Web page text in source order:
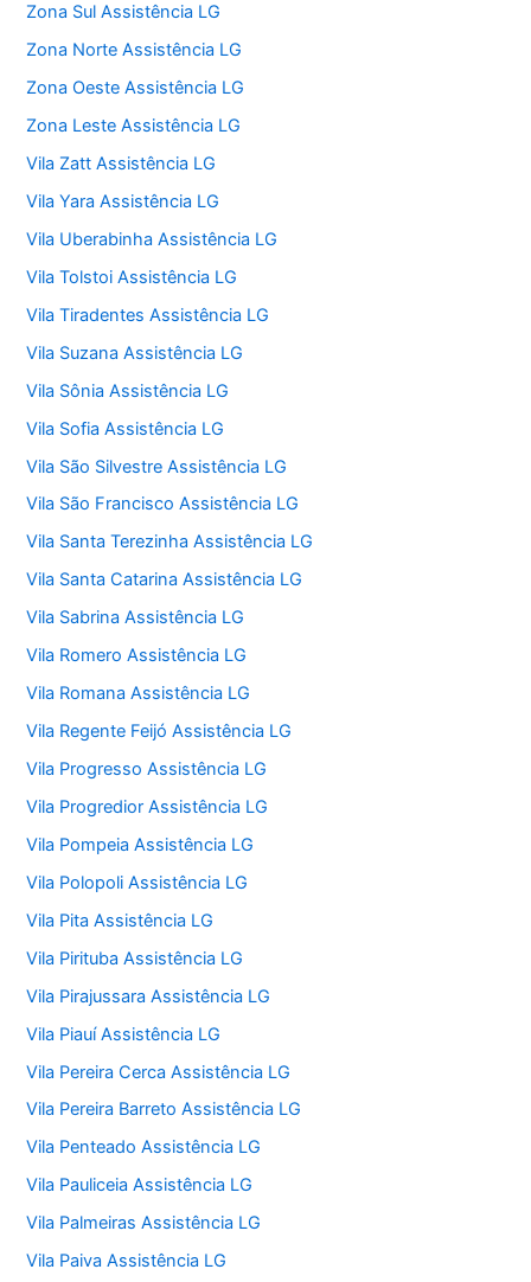
Zona Sul Assistência LG
Zona Norte Assistência LG
Zona Oeste Assistência LG
Zona Leste Assistência LG
Vila Zatt Assistência LG
Vila Yara Assistência LG
Vila Uberabinha Assistência LG
Vila Tolstoi Assistência LG
Vila Tiradentes Assistência LG
Vila Suzana Assistência LG
Vila Sônia Assistência LG
Vila Sofia Assistência LG
Vila São Silvestre Assistência LG
Vila São Francisco Assistência LG
Vila Santa Terezinha Assistência LG
Vila Santa Catarina Assistência LG
Vila Sabrina Assistência LG
Vila Romero Assistência LG
Vila Romana Assistência LG
Vila Regente Feijó Assistência LG
Vila Progresso Assistência LG
Vila Progredior Assistência LG
Vila Pompeia Assistência LG
Vila Polopoli Assistência LG
Vila Pita Assistência LG
Vila Pirituba Assistência LG
Vila Pirajussara Assistência LG
Vila Piauí Assistência LG
Vila Pereira Cerca Assistência LG
Vila Pereira Barreto Assistência LG
Vila Penteado Assistência LG
Vila Pauliceia Assistência LG
Vila Palmeiras Assistência LG
Vila Paiva Assistência LG